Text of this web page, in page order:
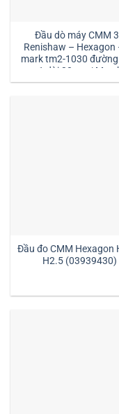
Đầu dò máy CMM
Renishaw – Hexagon
mark tm2-1030 đường kính
1 dài 30mm:| Mstek
Technology
Đầu đo CMM Hexagon
H2.5 (03939430)